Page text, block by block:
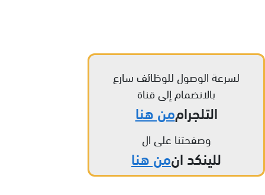
لسرعة الوصول للوظائف سارع
بالانضمام إلى قناة
التلجراممن هنا
وصفحتنا على ال
للينكد انمن هنا